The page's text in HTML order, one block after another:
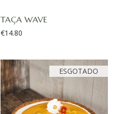
TAÇA WAVE
€14.80